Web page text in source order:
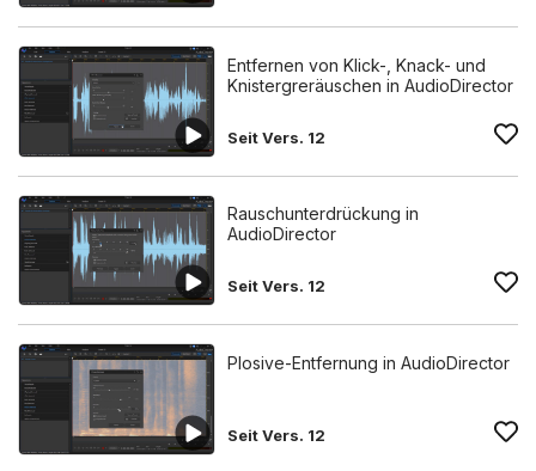
Entfernen von Klick-, Knack- und
Knistergreräuschen in AudioDirector
Seit Vers. 12
Rauschunterdrückung in
AudioDirector
Seit Vers. 12
Plosive-Entfernung in AudioDirector
Seit Vers. 12